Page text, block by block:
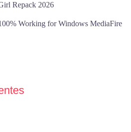
Repack 2026
Working for Windows MediaFire